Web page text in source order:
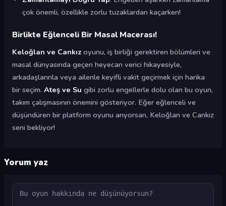
çok önemli, özellikle zorlu tuzaklardan kaçarken!
Birlikte Eğlenceli Bir Masal Macerası!
Keloğlan ve Cankız oyunu, iş birliği gerektiren bölümleri ve
masal dünyasında geçen heyecan verici hikayesiyle,
arkadaşlarınla veya ailenle keyifli vakit geçirmek için harika
bir seçim. Ateş ve Su gibi zorlu engellerle dolu olan bu oyun,
takım çalışmasının önemini gösteriyor. Eğer eğlenceli ve
düşündüren bir platform oyunu arıyorsan, Keloğlan ve Cankız
seni bekliyor!
Yorum yaz
Yorum